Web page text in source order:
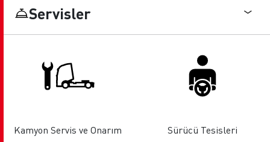
Servisler
Kamyon Servis ve Onarım Sürücü Tesisleri